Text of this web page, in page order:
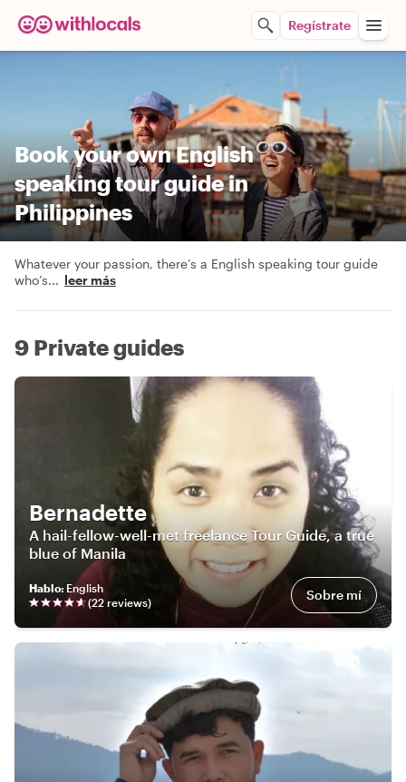
Regístrate
Book your own English
speaking tour guide in
Philippines
Whatever your passion, there’s a English speaking tour guide
who’s... leer más
9 Private guides
Bernadette
A hail-fellow-well-met freelance Tour Guide, a true
blue of Manila
Hablo: English
(22 reviews) Sobre mí